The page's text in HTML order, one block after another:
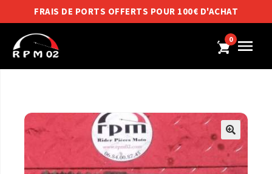
FRAIS DE PORTS OFFERTS POUR 100€ D'ACHAT
0